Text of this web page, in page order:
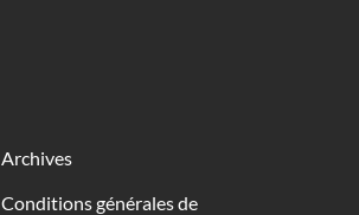
Archives
Conditions générales de